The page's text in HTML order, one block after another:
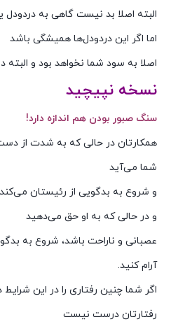
البته اصلا بد نیست گاهی به
اما اگر این دردودل‌ها همیشگی باشد
اصلا به سود شما نخواهد بود و
نسخه نپیچید
سنگ صبور بودن هم اندازه دارد!
همکارتان در حالی که به شدت از
شما می‌آید
و شروع به بدگویی از رئیستان
و در حالی که به او حق می‌دهید
عصبانی و ناراحت باشد، شروع به
آرام کنید.
اگر شما چنین رفتاری را در این
رفتارتان درست نیست